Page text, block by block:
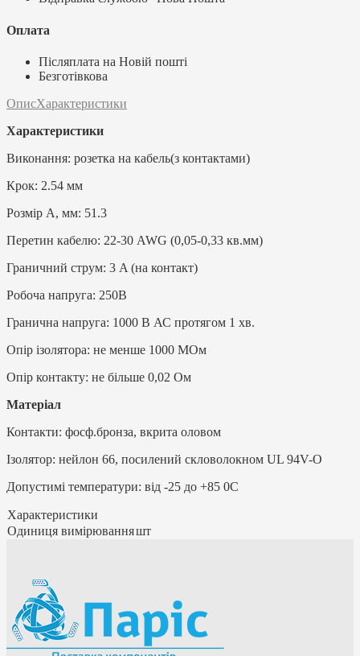
Оплата
Післяплата на Новій пошті
Безготівкова
ОписХарактеристики
Характеристики
Виконання: розетка на кабель(з контактами)
Крок: 2.54 мм
Розмір А, мм: 51.3
Перетин кабелю: 22-30 AWG (0,05-0,33 кв.мм)
Граничний струм: 3 A (на контакт)
Робоча напруга: 250В
Гранична напруга: 1000 В АС протягом 1 хв.
Опір ізолятора: не менше 1000 МОм
Опір контакту: не більше 0,02 Ом
Матеріал
Контакти: фосф.бронза, вкрита оловом
Ізолятор: нейлон 66, посилений скловолокном UL 94V-O
Допустимі температури: від -25 до +85 0C
Характеристики
Одиниця вимірюванняшт